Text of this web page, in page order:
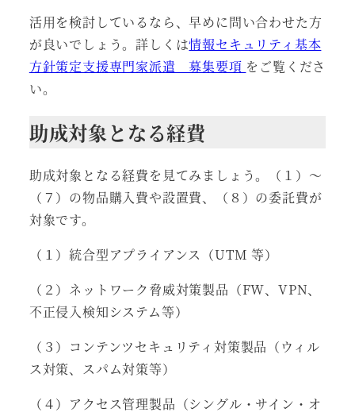
活用を検討しているなら、早めに問い合わせた方
が良いでしょう。詳しくは情報セキュリティ基本
方針策定支援専門家派遣 募集要項 をご覧くださ
い。
助成対象となる経費
助成対象となる経費を見てみましょう。（１）～
（７）の物品購入費や設置費、（８）の委託費が
対象です。
（１）統合型アプライアンス（UTM 等）
（２）ネットワーク脅威対策製品（FW、VPN、
不正侵入検知システム等）
（３）コンテンツセキュリティ対策製品（ウィル
ス対策、スパム対策等）
（４）アクセス管理製品（シングル・サイン・オ